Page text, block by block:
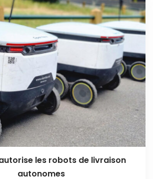
les robots de livraison
autonomes